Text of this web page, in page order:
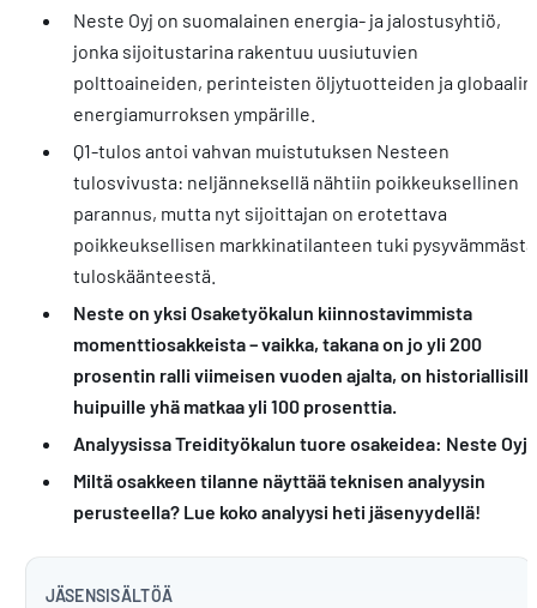
Neste Oyj on suomalainen energia- ja jalostusyhtiö,
jonka sijoitustarina rakentuu uusiutuvien
polttoaineiden, perinteisten öljytuotteiden ja globaalin
energiamurroksen ympärille.
Q1-tulos antoi vahvan muistutuksen Nesteen
tulosvivusta: neljänneksellä nähtiin poikkeuksellinen
parannus, mutta nyt sijoittajan on erotettava
poikkeuksellisen markkinatilanteen tuki pysyvämmästä
tuloskäänteestä.
Neste on yksi Osaketyökalun kiinnostavimmista
momenttiosakkeista – vaikka, takana on jo yli 200
prosentin ralli viimeisen vuoden ajalta, on
huipuille yhä matkaa yli 100 prosenttia.
Analyysissa Treidityökalun tuore osakeidea: Neste Oyj.
Miltä osakkeen tilanne näyttää teknisen analyysin
perusteella? Lue koko analyysi heti jäsenyydellä!
JÄSENSISÄLTÖÄ